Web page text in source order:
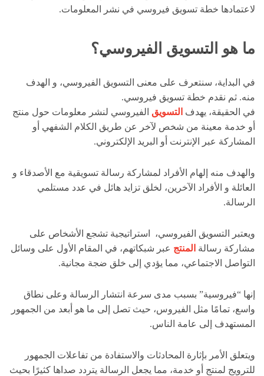
لاعتمادها خطة تسويق فيروسي في نشر المعلومات.
ما هو التسويق الفيروسي؟
في البداية، سنتعرف على معنى التسويق الفيروسي، و الهدف
منه. ثم نقدم خطة تسويق فيروسي.
في الحقيقة، يهدف التسويق الفيروسي لنشر معلومات حول منتج
أو خدمة معينة من شخص لآخر عن طريق الكلام الشفهي أو
المشاركة عبر الإنترنت أو البريد الإلكتروني.
والهدف منه إلهام الأفراد لمشاركة رسالة تسويقية مع الأصدقاء و
العائلة و الأفراد الآخرين، لخلق تزايد هائل في عدد مستلمي
الرسالة.
ويعتبر التسويق الفيروسي، استراتيجية تشجع الأشخاص على
مشاركة رسالة المنتج عبر شبكاتهم، في المقام الأول على وسائل
التواصل الاجتماعي، مما يؤدي إلى خلق ضجة مجانية.
إنها “فيروسية” بسبب مدى سرعة انتشار الرسالة وعلى نطاق
واسع، تمامًا مثل الفيروس، حيث تصل إلى ما هو أبعد من الجمهور
المستهدف إلى عامة الناس.
ويتعلق الأمر بإثارة المحادثات والاستفادة من تفاعلات الجمهور
للترويج لمنتج أو خدمة، مما يجعل الرسالة يتردد صداها كثيرًا بحيث